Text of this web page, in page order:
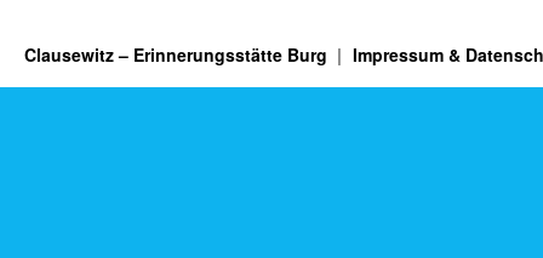
Clausewitz – Erinnerungsstätte Burg Impressum &